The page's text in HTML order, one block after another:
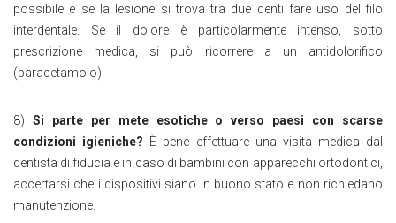
possibile e se la lesione si trova tra due denti fare uso del filo
interdentale. Se il dolore è particolarmente intenso, sotto
prescrizione medica, si può ricorrere a un antidolorifico
(paracetamolo).
8) Si
parte per mete esotiche o verso paesi con scarse
condizioni igieniche? È bene effettuare una visita medica dal
dentista di fiducia e in caso di bambini con apparecchi ortodontici,
accertarsi che i dispositivi siano in buono stato e non richiedano
manutenzione.